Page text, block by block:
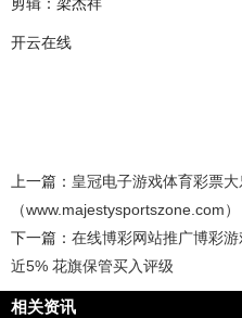
开云在线
上一篇： 皇冠电子游戏体育彩票
（www.majestysportszone.com）
下一篇： 在线博彩网站推广博彩
近5% 花旗保管买入评级
相关资讯